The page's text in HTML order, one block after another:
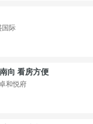
国际
向 看房方便
和悦府